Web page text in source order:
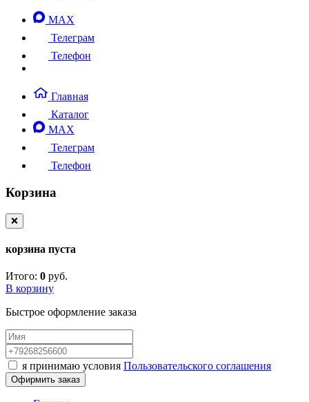
MAX
Телеграм
Телефон
Главная
Каталог
MAX
Телеграм
Телефон
Корзина
❌
корзина пуста
Итого: 0 руб.
В корзину
Быстрое оформление заказа
я принимаю условия Пользовательского соглашения
Офирмить заказ